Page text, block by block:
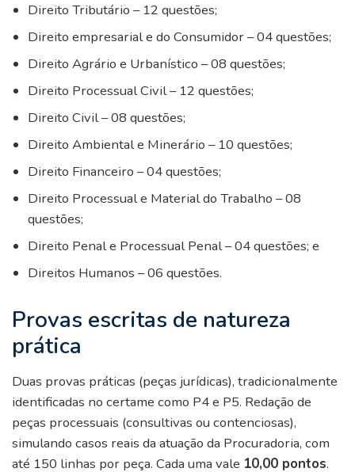
Direito Tributário – 12 questões;
Direito empresarial e do Consumidor – 04 questões;
Direito Agrário e Urbanístico – 08 questões;
Direito Processual Civil – 12 questões;
Direito Civil – 08 questões;
Direito Ambiental e Minerário – 10 questões;
Direito Financeiro – 04 questões;
Direito Processual e Material do Trabalho – 08
questões;
Direito Penal e Processual Penal – 04 questões; e
Direitos Humanos – 06 questões.
Provas escritas de natureza
prática
Duas provas práticas (peças jurídicas), tradicionalmente
identificadas no certame como P4 e P5. Redação de
peças processuais (consultivas ou contenciosas),
simulando casos reais da atuação da Procuradoria, com
até 150 linhas por peça. Cada uma vale 10,00 pontos.